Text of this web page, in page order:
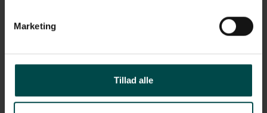
Marketing
Tillad alle